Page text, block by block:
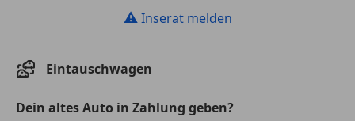
⚠ Inserat melden
Eintauschwagen
Dein altes Auto in Zahlung geben?